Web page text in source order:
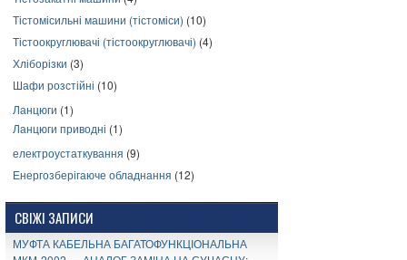
Тістомісильні машини (тістоміси) (10)
Тістоокруглювачі (тістоокруглювачі) (4)
Хліборізки (3)
Шафи розстійні (10)
Ланцюги (1)
Ланцюги приводні (1)
електроустаткування (9)
Енергозберігаюче обладнання (12)
СВІЖІ ЗАПИСИ
МУФТА КАБЕЛЬНА БАГАТОФУНКЦІОНАЛЬНА